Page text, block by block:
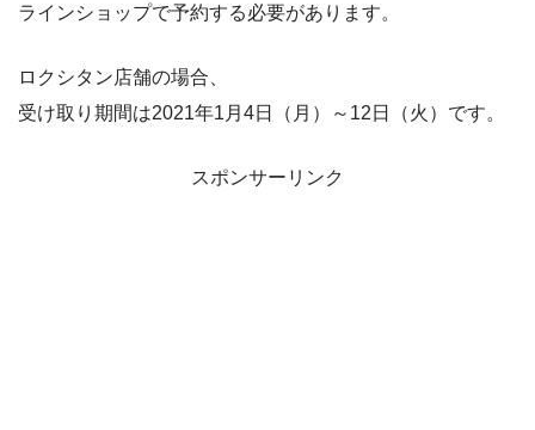
ラインショップで予約する必要があります。
ロクシタン店舗の場合、
受け取り期間は2021年1月4日（月）～12日（火）です。
スポンサーリンク